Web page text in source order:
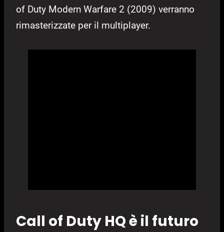
of Duty Modern Warfare 2 (2009) verranno
rimasterizzate per il multiplayer.
Call of Duty HQ è il futuro